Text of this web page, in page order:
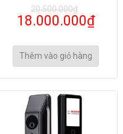
20.500.000₫
18.000.000₫
Thêm vào giỏ hàng